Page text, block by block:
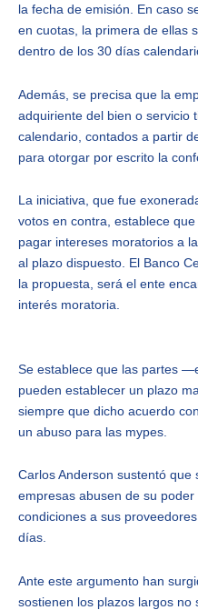
la fecha de emisión. En caso
en cuotas, la primera de ellas
dentro de los 30 días
Además, se precisa que la
adquiriente del bien o servicio
calendario, contados a partir
para otorgar por escrito la
La iniciativa, que fue
votos en contra, establece
pagar intereses moratorios a
al plazo dispuesto. El Banco
la propuesta, será el ente
interés moratoria.
Se establece que las partes
pueden establecer un plazo
siempre que dicho acuerdo
un abuso para las mypes.
Carlos Anderson sustentó
empresas abusen de su
condiciones a sus
días.
Ante este argumento han
sostienen los plazos largos